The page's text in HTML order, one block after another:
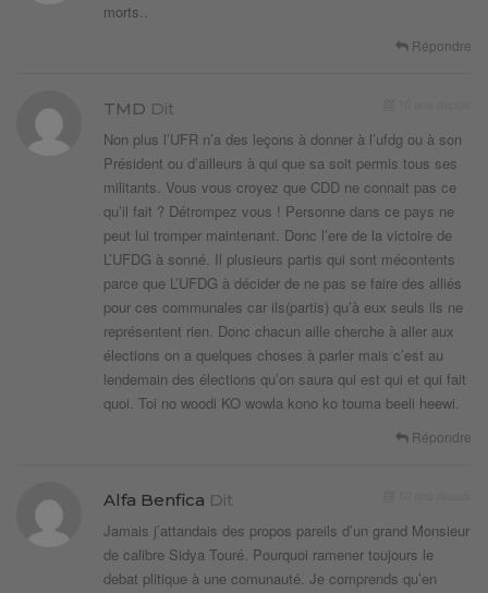
morts..
Répondre
TMD Dit
Non plus l’UFR n’a des leçons à donner à l’ufdg ou à son
Président ou d’ailleurs à qui que sa soit permis tous ses
militants. Vous vous croyez que CDD ne connait pas ce
qu’il fait ? Détrompez vous ! Personne dans ce pays ne
peut lui tromper maintenant. Donc l’ere de la victoire de
L’UFDG à sonné. Il plusieurs partis qui sont mécontents
parce que L’UFDG à décider de ne pas se faire des alliés
pour ces communales car ils(partis) qu’à eux seuls ils ne
représentent rien. Donc chacun aille cherche à aller aux
élections on a quelques choses à parler mais c’est au
lendemain des élections qu’on saura qui est qui et qui fait
quoi. Toi no woodi KO wowla kono ko touma beeli heewi.
Répondre
Alfa Benfica Dit
Jamais j’attandais des propos pareils d’un grand Monsieur
de calibre Sidya Touré. Pourquoi ramener toujours le
debat plitique à une comunauté. Je comprends qu’en